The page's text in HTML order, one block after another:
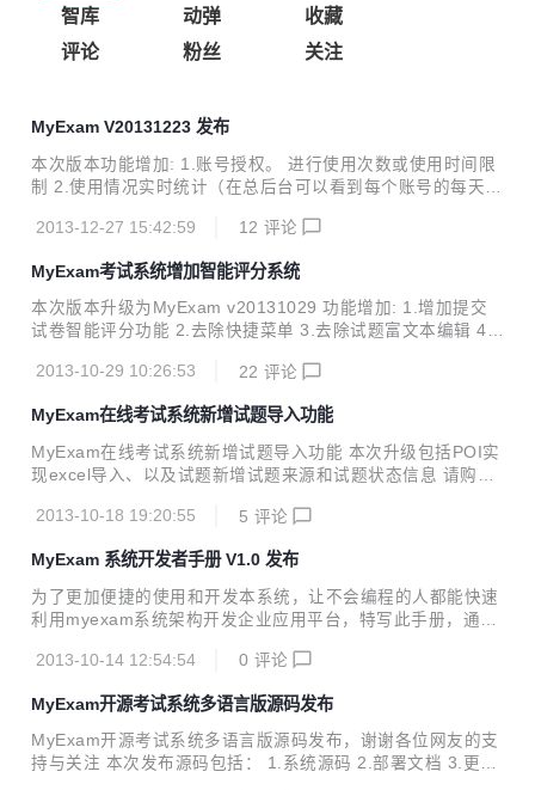
智库
动弹
收藏
评论
粉丝 关注
MyExam V20131223 发布
本次版本功能增加: 1.账号授权。 进行使用次数或使用时间限
制 2.使用情况实时统计（在总后台可以看到每个账号的每天的
入 4.试题后面可每位学员自己添加备注发给总管理员（普通会
道题的看法或者意见，总管理员可以在题的下面做备注说明这
个题的解析方法。） 演示demo：http://www.ricesoft.com/m
yexam MyExam简介： 一款优秀的国产开源考试系统，开源
大多不适合国人的使用习惯，所以这款由国人开发的适合国...
2013-12-27 15:42:59 12 评论
MyExam考试系统增加智能评分系统
本次版本升级为MyExam v20131029 功能增加: 1.增加提交
试卷智能评分功能 2.去除快捷菜单 3.去除试题富文本编辑 4.
G: 1.试题答案数据库插入BUG 2.新建角色Dtree BUG 3.修复
学生： student Chenyi!1234 老师： teacher Chenyi!1234
管理员： teacher Chenyi!1234 请联系作者升级！
2013-10-29 10:26:53 22 评论
MyExam在线考试系统新增试题导入功能
MyExam在线考试系统新增试题导入功能 本次升级包括POI实
现excel导入、以及试题新增试题来源和试题状态信息 请购买
和数据库文件，如不急于升级，也可等下期试题导出功能完善
m MyExam简介： 一款优秀的国产开源考试系统，开源的国
产考试系统在国内几乎很少，欧美国家的开源考试系统又大多
不适合国人的使用习惯，所以这款由国人开发的适合国人使用
习惯的考试系统非常具有参考和学习价值。随着网络在广大中
国的普及，以后在线或者网页考试，市场巨大。当然相对...
2013-10-18 19:20:55 5 评论
MyExam 系统开发者手册 V1.0 发布
为了更加便捷的使用和开发本系统，让不会编程的人都能快速
利用myexam系统架构开发企业应用平台，特写此手册，通过
的开发指导。同时为编程爱好者提供一个丰富多彩的开发平
的事情。 文档地址：http://pan.baidu.com/s/145mcE 演示d
emo：http://www.ricesoft.com/myexam MyExam简介： 一
款优秀的国产开源考试系统，开源的国产考试系统在国内几乎
2013-10-14 12:54:54 0 评论
MyExam开源考试系统多语言版源码发布
MyExam开源考试系统多语言版源码发布，谢谢各位网友的支
持与关注 本次发布源码包括： 1.系统源码 2.部署文档 3.更新